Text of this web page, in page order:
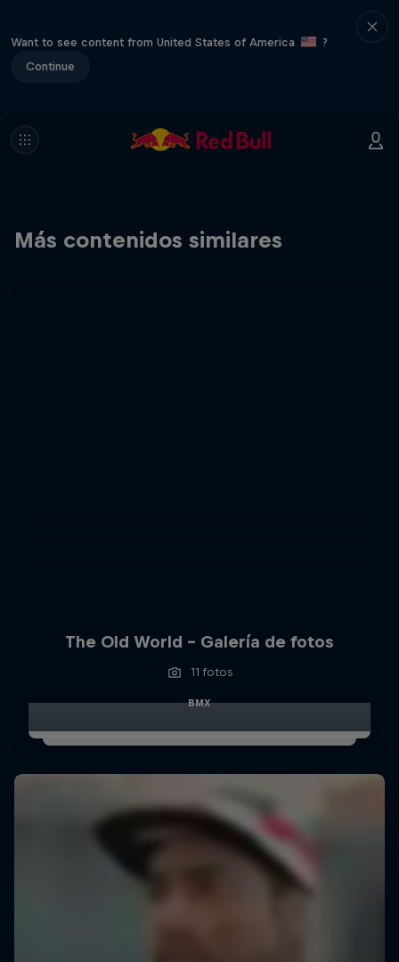
Want to see content from United States of America
?
Continue
Más contenidos similares
The Old World – Galería de fotos
11 fotos
BMX